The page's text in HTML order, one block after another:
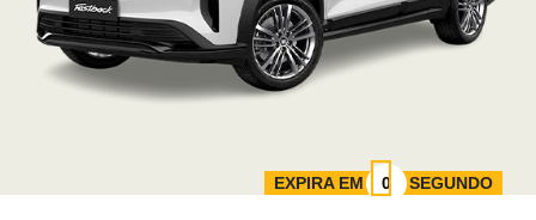
EXPIRA EM SEGUNDO